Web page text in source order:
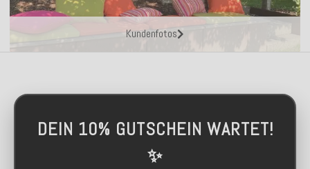
Kundenfotos
DEIN 10% GUTSCHEIN WARTET!
✨